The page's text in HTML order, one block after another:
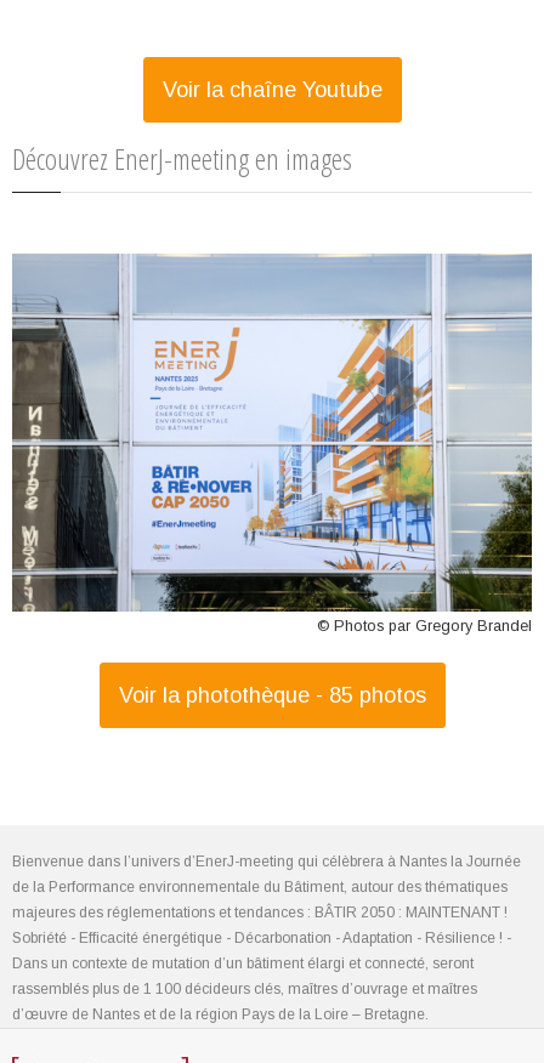
Voir la chaîne Youtube
Découvrez EnerJ-meeting en images
© Photos par Gregory Brandel
Voir la photothèque - 85 photos
Bienvenue dans l’univers d’EnerJ-meeting qui célèbrera à Nantes la Journée
de la Performance environnementale du Bâtiment, autour des thématiques
majeures des réglementations et tendances : BÂTIR 2050 : MAINTENANT !
Sobriété - Efficacité énergétique - Décarbonation - Adaptation - Résilience ! -
Dans un contexte de mutation d’un bâtiment élargi et connecté, seront
rassemblés plus de 1 100 décideurs clés, maîtres d’ouvrage et maîtres
d’œuvre de Nantes et de la région Pays de la Loire – Bretagne.